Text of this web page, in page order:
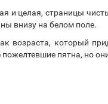
и целая, страницы
внизу на белом поле.
возраста, который
пятна, но